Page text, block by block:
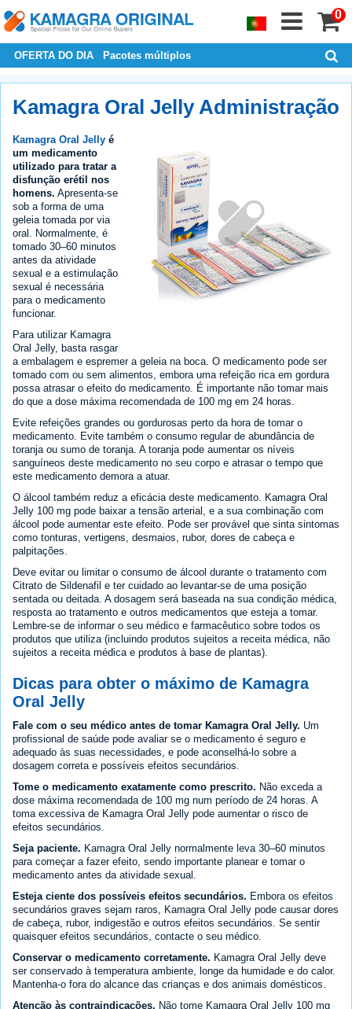
0
OFERTA DO DIA Pacotes múltiplos
Kamagra Oral Jelly Administração
Kamagra Oral Jelly é
um medicamento
utilizado para tratar a
disfunção erétil nos
homens. Apresenta-se
sob a forma de uma
geleia tomada por via
oral. Normalmente, é
tomado 30–60 minutos
antes da atividade
sexual e a estimulação
sexual é necessária
para o medicamento
funcionar.
Para utilizar Kamagra
Oral Jelly, basta rasgar
a embalagem e espremer a geleia na boca. O medicamento pode ser
tomado com ou sem alimentos, embora uma refeição rica em gordura
possa atrasar o efeito do medicamento. É importante não tomar mais
do que a dose máxima recomendada de 100 mg em 24 horas.
Evite refeições grandes ou gordurosas perto da hora de tomar o
medicamento. Evite também o consumo regular de abundância de
toranja ou sumo de toranja. A toranja pode aumentar os níveis
sanguíneos deste medicamento no seu corpo e atrasar o tempo que
este medicamento demora a atuar.
O álcool também reduz a eficácia deste medicamento. Kamagra Oral
Jelly 100 mg pode baixar a tensão arterial, e a sua combinação com
álcool pode aumentar este efeito. Pode ser provável que sinta sintomas
como tonturas, vertigens, desmaios, rubor, dores de cabeça e
palpitações.
Deve evitar ou limitar o consumo de álcool durante o tratamento com
Citrato de Sildenafil e ter cuidado ao levantar-se de uma posição
sentada ou deitada. A dosagem será baseada na sua condição médica,
resposta ao tratamento e outros medicamentos que esteja a tomar.
Lembre-se de informar o seu médico e farmacêutico sobre todos os
produtos que utiliza (incluindo produtos sujeitos a receita médica, não
sujeitos a receita médica e produtos à base de plantas).
Dicas para obter o máximo de Kamagra
Oral Jelly
Fale com o seu médico antes de tomar Kamagra Oral Jelly. Um
profissional de saúde pode avaliar se o medicamento é seguro e
adequado às suas necessidades, e pode aconselhá-lo sobre a
dosagem correta e possíveis efeitos secundários.
Tome o medicamento exatamente como prescrito. Não exceda a
dose máxima recomendada de 100 mg num período de 24 horas. A
toma excessiva de Kamagra Oral Jelly pode aumentar o risco de
efeitos secundários.
Seja paciente. Kamagra Oral Jelly normalmente leva 30–60 minutos
para começar a fazer efeito, sendo importante planear e tomar o
medicamento antes da atividade sexual.
Esteja ciente dos possíveis efeitos secundários. Embora os efeitos
secundários graves sejam raros, Kamagra Oral Jelly pode causar dores
de cabeça, rubor, indigestão e outros efeitos secundários. Se sentir
quaisquer efeitos secundários, contacte o seu médico.
Conservar o medicamento corretamente. Kamagra Oral Jelly deve
ser conservado à temperatura ambiente, longe da humidade e do calor.
Mantenha-o fora do alcance das crianças e dos animais domésticos.
Atenção às contraindicações. Não tome Kamagra Oral Jelly 100 mg